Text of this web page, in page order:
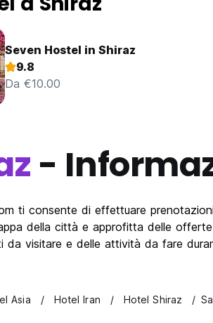
Seven Hostel in Shiraz
9.8
Da €10.00
-
ti consente di effettuare
della città e approfitta delle
da visitare e delle attività da fare
Asia Hotel Iran Hotel Shiraz